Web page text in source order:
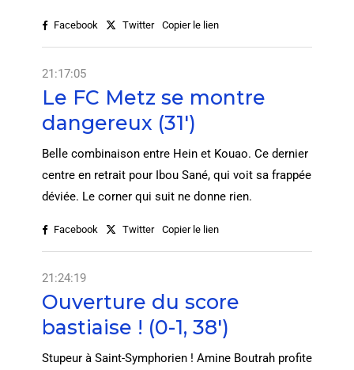
Facebook Twitter Copier le lien
21:17:05
Le FC Metz se montre
dangereux (31')
Belle combinaison entre Hein et Kouao. Ce dernier
centre en retrait pour Ibou Sané, qui voit sa frappée
déviée. Le corner qui suit ne donne rien.
Facebook Twitter Copier le lien
21:24:19
Ouverture du score
bastiaise ! (0-1, 38')
Stupeur à Saint-Symphorien ! Amine Boutrah profite